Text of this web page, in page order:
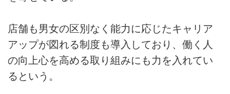
店舗も男女の区別なく能力に応じたキャリア
アップが図れる制度も導入しており、働く人
の向上心を高める取り組みにも力を入れてい
るという。